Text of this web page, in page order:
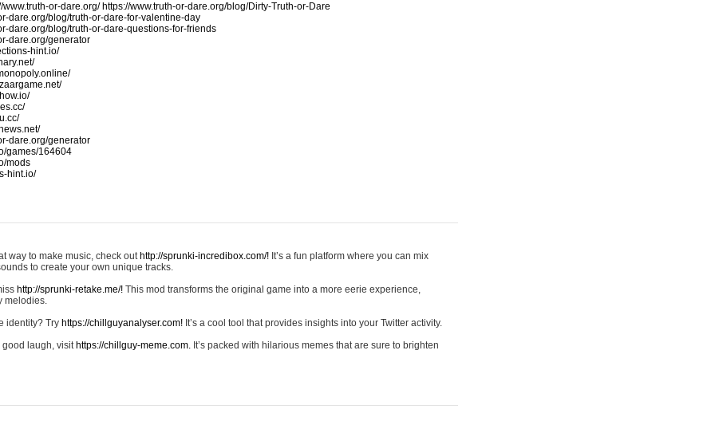
www.truth-or-dare.org/ https://www.truth-or-dare.org/blog/Dirty-Truth-or-Dare
dare.org/blog/truth-or-dare-for-valentine-day
dare.org/blog/truth-or-dare-questions-for-friends
dare.org/generator
hint.io/
dare.org/generator
games/164604
mods
hint.io/
way to make music, check out http://sprunki-incredibox.com/! It’s a fun platform where you can mix
to create your own unique tracks.
http://sprunki-retake.me/! This mod transforms the original game into a more eerie experience,
melodies.
identity? Try https://chillguyanalyser.com! It’s a cool tool that provides insights into your Twitter activity.
good laugh, visit https://chillguy-meme.com. It’s packed with hilarious memes that are sure to brighten